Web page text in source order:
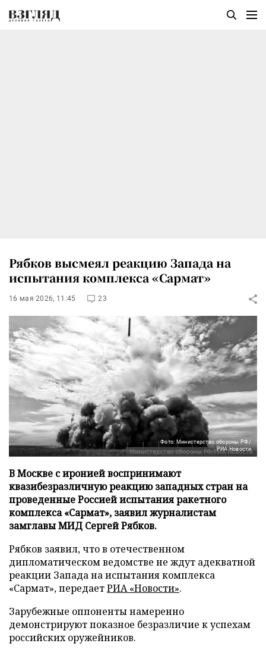
Рябков высмеял реакцию Запада на
испытания комплекса «Сармат»
16 мая 2026, 11:45 23
Фото: Министерство обороны РФ/
РИА Новости
В Москве с иронией воспринимают
квазибезразличную реакцию западных стран на
проведенные Россией испытания ракетного
комплекса «Сармат», заявил журналистам
замглавы МИД Сергей Рябков.
Рябков заявил, что в отечественном
дипломатическом ведомстве не ждут адекватной
реакции Запада на испытания комплекса
«Сармат», передаетРИА «Новости».
Зарубежные оппоненты намеренно
демонстрируют показное безразличие к успехам
российских оружейников.